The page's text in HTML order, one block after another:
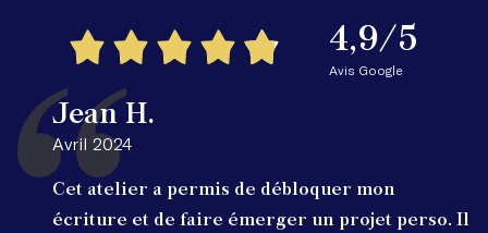
4,9/5
Avis Google
Jean H.
Avril 2024
Cet atelier a permis de débloquer mon
écriture et de faire émerger un projet perso. Il